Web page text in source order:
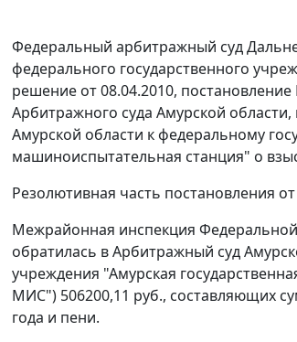
Федеральный арбитражный суд
федерального государственного
решение от 08.04.2010,
Арбитражного суда Амурской
Амурской области к федеральному
машиноиспытательная станция" о
Резолютивная часть постановления
Межрайонная инспекция
обратилась в Арбитражный суд
учреждения "Амурская
МИС") 506200,11 руб., составляющих
года и пени.